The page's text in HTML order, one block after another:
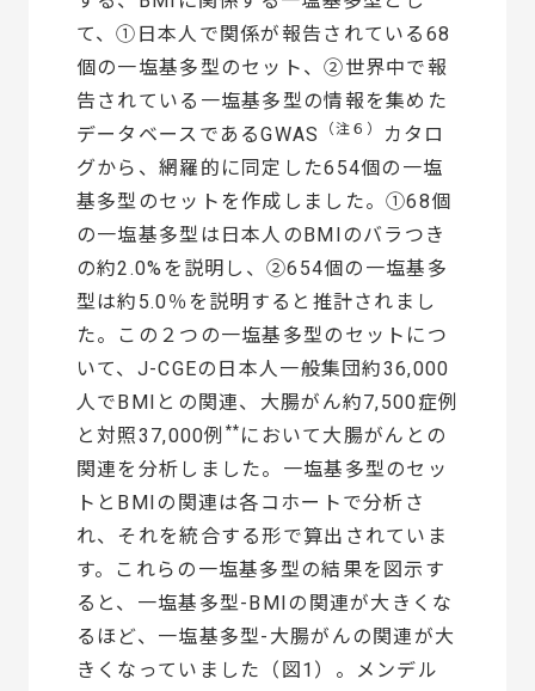
て、①日本人で関係が報告されている68
個の一塩基多型のセット、②世界中で報
告されている一塩基多型の情報を集めた
データベースであるGWAS
（注６）
カタロ
グから、網羅的に同定した654個の一塩
基多型のセットを作成しました。①68個
の一塩基多型は日本人のBMIのバラつき
の約2.0%を説明し、②654個の一塩基多
型は約5.0％を説明すると推計されまし
た。この２つの一塩基多型のセットにつ
いて、J-CGEの日本人一般集団約36,000
人でBMIとの関連、大腸がん約7,500症例
と対照37,000例 ** において大腸がんとの
関連を分析しました。一塩基多型のセッ
トとBMIの関連は各コホートで分析さ
れ、それを統合する形で算出されていま
す。これらの一塩基多型の結果を図示す
ると、一塩基多型-BMIの関連が大きくな
るほど、一塩基多型-大腸がんの関連が大
きくなっていました（図1）。メンデル